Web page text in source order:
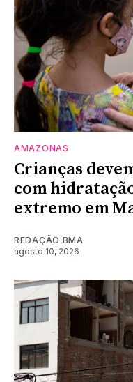
AMAZONAS
Crianças
com
extremo em
REDAÇÃO BMA
agosto 10, 2026